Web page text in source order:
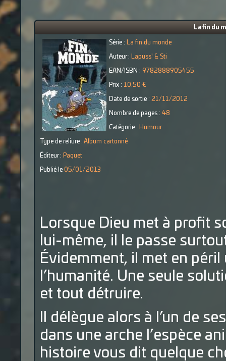
La fin du
Série : La fin du monde
Auteur : Lapuss' & Sti
EAN/ISBN : 9782888905455
Prix : 10.50 €
Date de sortie : 21/11/2012
Nombre de pages : 48
Catégorie : Humour
Type de reliure : Album cartonné
Éditeur : Paquet
Publié le 05/01/2013
Lorsque Dieu met à profit
lui-même, il le passe
Évidemment, il met en
l’humanité. Une seule
et tout détruire.
Il délègue alors à l’un de
dans une arche l’espèce
histoire vous dit quelque